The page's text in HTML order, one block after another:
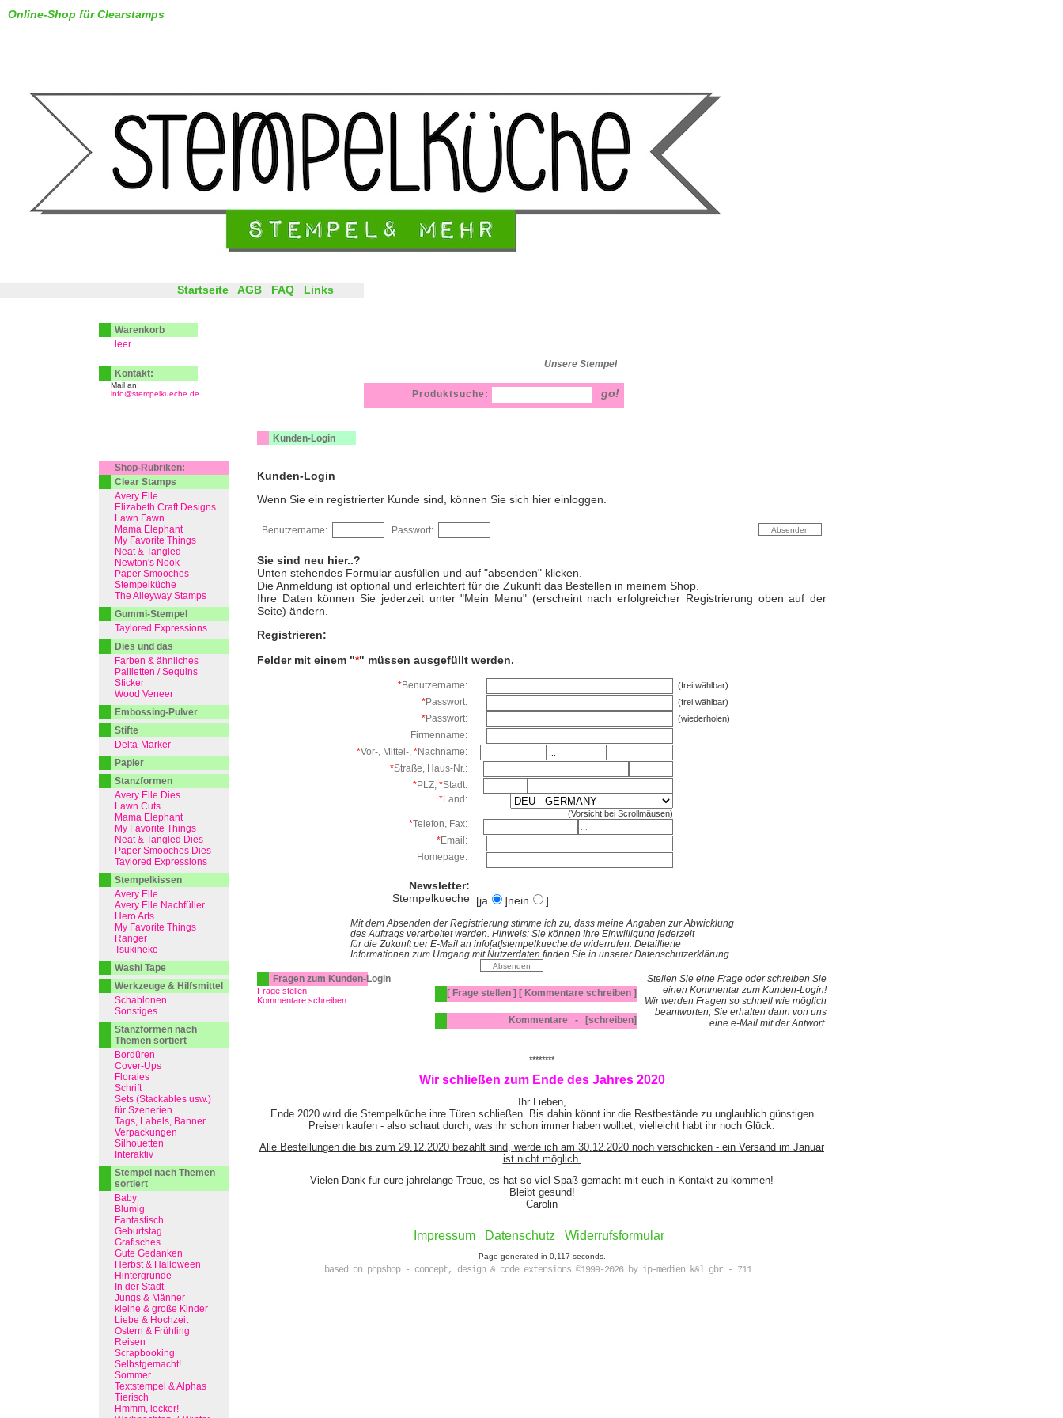
Unsere Stempel
Online-Shop für Clearstamps
Kunden-Login
Kunden-Login
Wenn Sie ein registrierter Kunde sind, können Sie sich hier einloggen.
Benutzername: Passwort:
Sie sind neu hier..?
Unten stehendes Formular ausfüllen und auf "absenden" klicken.
Die Anmeldung ist optional und erleichtert für die Zukunft das Bestellen in meinem Shop.
Ihre Daten können Sie jederzeit unter "Mein Menu" (erscheint nach erfolgreicher Registrierung oben auf der
Seite) ändern.
Registrieren:
Felder mit einem "*" müssen ausgefüllt werden.
*Benutzername: (frei wählbar)
*Passwort: (frei wählbar)
*Passwort: (wiederholen)
Firmenname:
*Vor-, Mittel-, *Nachname:
*Straße, Haus-Nr.:
*PLZ, *Stadt:
*Land:
(Vorsicht bei Scrollmäusen)
*Telefon, Fax:
*Email:
Homepage:
Newsletter:
Stempelkueche[ja ]nein ]
Mit dem Absenden der Registrierung stimme ich zu, dass meine Angaben zur Abwicklung
des Auftrags verarbeitet werden. Hinweis: Sie können Ihre Einwilligung jederzeit
für die Zukunft per E-Mail an info[at]stempelkueche.de widerrufen. Detaillierte
Informationen zum Umgang mit Nutzerdaten finden Sie in unsererDatenschutzerklärung.
Fragen zum Kunden-Login
Frage stellen
Kommentare schreiben
Stellen Sie eine Frage oder schreiben Sie
einen Kommentar zum Kunden-Login!
Wir werden Fragen so schnell wie möglich
beantworten, Sie erhalten dann von uns
eine e-Mail mit der Antwort.
[ Frage stellen ] [ Kommentare schreiben ]
Kommentare - [schreiben]
********
Wir schließen zum Ende des Jahres 2020
Ihr Lieben,
Ende 2020 wird die Stempelküche ihre Türen schließen. Bis dahin könnt ihr die Restbestände zu unglaublich günstigen
Preisen kaufen - also schaut durch, was ihr schon immer haben wolltet, vielleicht habt ihr noch Glück.
Alle Bestellungen die bis zum 29.12.2020 bezahlt sind, werde ich am 30.12.2020 noch verschicken - ein Versand im Januar
ist nicht möglich.
Vielen Dank für eure jahrelange Treue, es hat so viel Spaß gemacht mit euch in Kontakt zu kommen!
Bleibt gesund!
Carolin
Impressum Datenschutz Widerrufsformular
Page generated in 0,117 seconds.
based on phpshop - concept, design & code extensions ©1999-2026 by ip-medien k&l gbr - 711
Startseite AGB FAQ Links
Produktsuche:
Warenkorb
leer
Kontakt:
Mail an:
info@stempelkueche.de
Shop-Rubriken:
Clear Stamps
Avery Elle
Elizabeth Craft Designs
Lawn Fawn
Mama Elephant
My Favorite Things
Neat & Tangled
Newton's Nook
Paper Smooches
Stempelküche
The Alleyway Stamps
Gummi-Stempel
Taylored Expressions
Dies und das
Farben & ähnliches
Pailletten / Sequins
Sticker
Wood Veneer
Embossing-Pulver
Stifte
Delta-Marker
Papier
Stanzformen
Avery Elle Dies
Lawn Cuts
Mama Elephant
My Favorite Things
Neat & Tangled Dies
Paper Smooches Dies
Taylored Expressions
Stempelkissen
Avery Elle
Avery Elle Nachfüller
Hero Arts
My Favorite Things
Ranger
Tsukineko
Washi Tape
Werkzeuge & Hilfsmittel
Schablonen
Sonstiges
Stanzformen nach
Themen sortiert
Bordüren
Cover-Ups
Florales
Schrift
Sets (Stackables usw.)
für Szenerien
Tags, Labels, Banner
Verpackungen
Silhouetten
Interaktiv
Stempel nach Themen
sortiert
Baby
Blumig
Fantastisch
Geburtstag
Grafisches
Gute Gedanken
Herbst & Halloween
Hintergründe
In der Stadt
Jungs & Männer
kleine & große Kinder
Liebe & Hochzeit
Ostern & Frühling
Reisen
Scrapbooking
Selbstgemacht!
Sommer
Textstempel & Alphas
Tierisch
Hmmm, lecker!